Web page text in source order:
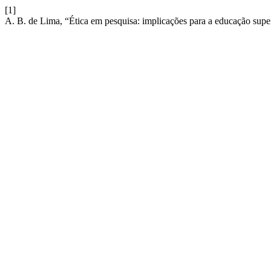
[1]
A. B. de Lima, “Ética em pesquisa: implicações para a educação